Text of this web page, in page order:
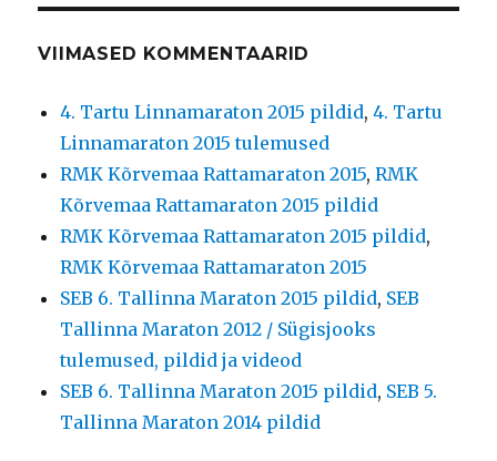
VIIMASED KOMMENTAARID
4. Tartu Linnamaraton 2015 pildid,4. Tartu
Linnamaraton 2015 tulemused
RMK Kõrvemaa Rattamaraton 2015,RMK
Kõrvemaa Rattamaraton 2015 pildid
RMK Kõrvemaa Rattamaraton 2015 pildid,
RMK Kõrvemaa Rattamaraton 2015
SEB 6. Tallinna Maraton 2015 pildid, SEB
Tallinna Maraton 2012 / Sügisjooks
tulemused, pildid ja videod
SEB 6. Tallinna Maraton 2015 pildid, SEB 5.
Tallinna Maraton 2014 pildid